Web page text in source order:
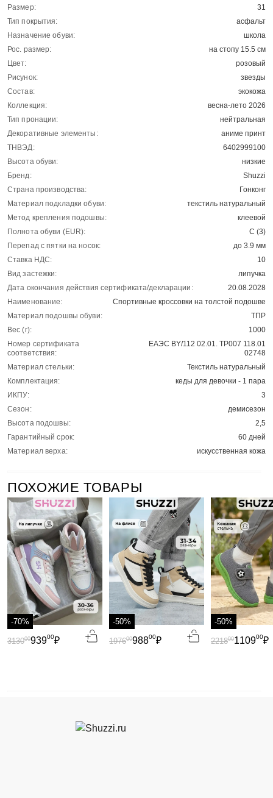
Размер:
31
Тип покрытия:
асфальт
Назначение обуви:
школа
Рос. размер:
на стопу 15.5 см
Цвет:
розовый
Рисунок:
звезды
Состав:
экокожа
Коллекция:
весна-лето 2026
Тип пронации:
нейтральная
Декоративные элементы:
аниме принт
ТНВЭД:
6402999100
Высота обуви:
низкие
Бренд:
Shuzzi
Страна производства:
Гонконг
Материал подкладки обуви:
текстиль натуральный
Метод крепления подошвы:
клеевой
Полнота обуви (EUR):
С (3)
Перепад с пятки на носок:
до 3.9 мм
Ставка НДС:
10
Вид застежки:
липучка
Дата окончания действия сертификата/декларации:
20.08.2028
Наименование:
Спортивные кроссовки на толстой подошве
Материал подошвы обуви:
ТПР
Вес (г):
1000
Номер сертификата
соответствия:
ЕАЭС BY/112 02.01. ТР007 118.01
02748
Материал стельки:
Текстиль натуральный
Комплектация:
кеды для девочки - 1 пара
ИКПУ:
3
Сезон:
демисезон
Высота подошвы:
2,5
Гарантийный срок:
60 дней
Материал верха:
искусственная кожа
ПОХОЖИЕ ТОВАРЫ
-70%
93900₽
313000
-50%
98800₽
197600
-50%
110900₽
221800